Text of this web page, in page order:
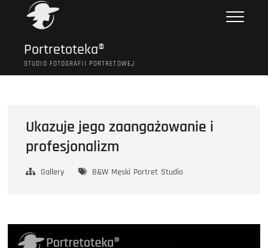
Portretoteka®
STUDIO FOTOGRAFII PORTRETOWEJ
Ukazuje jego zaangażowanie i
profesjonalizm
Gallery B&W Męski Portret Studio